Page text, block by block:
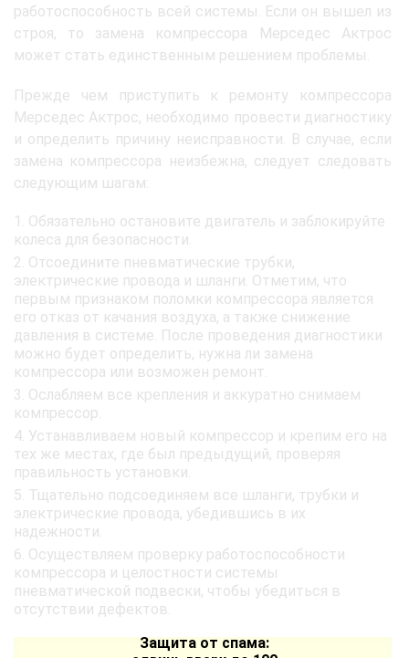
Защита от спама:
работоспособность всей системы. Если он вышел из
строя, то замена компрессора Мерседес Актрос
может стать единственным решением проблемы.
Прежде чем приступить к ремонту компрессора
Мерседес Актрос, необходимо провести диагностику
и определить причину неисправности. В случае, если
замена компрессора неизбежна, следует следовать
следующим шагам:
Обязательно остановите двигатель и заблокируйте
колеса для безопасности.
Отсоедините пневматические трубки,
электрические провода и шланги. Отметим, что
первым признаком поломки компрессора является
его отказ от качания воздуха, а также снижение
давления в системе. После проведения диагностики
можно будет определить, нужна ли замена
компрессора или возможен ремонт.
Ослабляем все крепления и аккуратно снимаем
компрессор.
Устанавливаем новый компрессор и крепим его на
тех же местах, где был предыдущий, проверяя
правильность установки.
Тщательно подсоединяем все шланги, трубки и
электрические провода, убедившись в их
надежности.
Осуществляем проверку работоспособности
компрессора и целостности системы
пневматической подвески, чтобы убедиться в
отсутствии дефектов.